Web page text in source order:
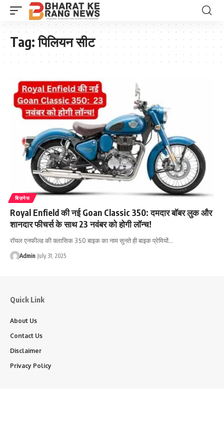
Tag:पिलियन सीट
बिज़नेस
Royal Enfield की नई Goan Classic 350: दमदार बॉबर लुक और
शानदार फीचर्स के साथ 23 नवंबर को होगी लॉन्च!
रॉयल एनफील्ड की क्लासिक 350 बाइक का नाम सुनते ही बाइक प्रेमियों…
Admin July 31, 2025
Quick Link
About Us
Contact Us
Disclaimer
Privacy Policy